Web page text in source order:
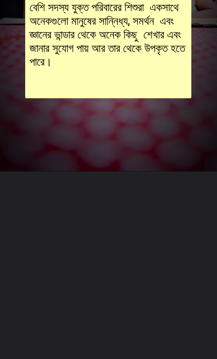
বেশি সদস্য যুক্ত পরিবারের শিশুরা একসাথে
অনেকগুলো মানুষের সান্নিধ্য, সমর্থন এবং
জ্ঞানের ভান্ডার থেকে অনেক কিছু শেখার এবং
জানার সুযোগ পায় আর তার থেকে উপকৃত হতে
পারে।